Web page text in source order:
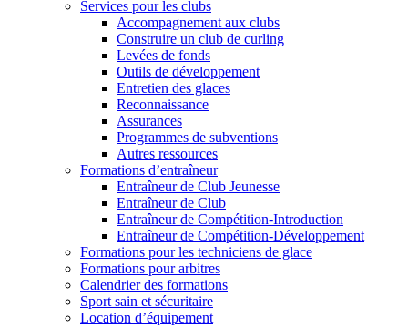
Services pour les clubs
Accompagnement aux clubs
Construire un club de curling
Levées de fonds
Outils de développement
Entretien des glaces
Reconnaissance
Assurances
Programmes de subventions
Autres ressources
Formations d’entraîneur
Entraîneur de Club Jeunesse
Entraîneur de Club
Entraîneur de Compétition-Introduction
Entraîneur de Compétition-Développement
Formations pour les techniciens de glace
Formations pour arbitres
Calendrier des formations
Sport sain et sécuritaire
Location d’équipement